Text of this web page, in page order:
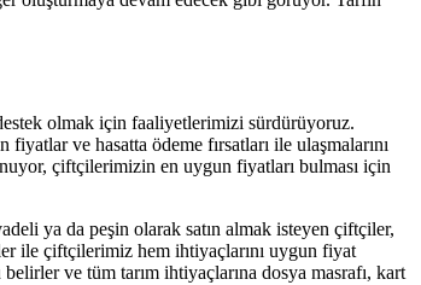
olmak için faaliyetlerimizi sürdürüyoruz.
ve hasatta ödeme fırsatları ile ulaşmalarını
çiftçilerimizin en uygun fiyatları bulması için
ya da peşin olarak satın almak isteyen çiftçiler,
ile çiftçilerimiz hem ihtiyaçlarını uygun fiyat
ve tüm tarım ihtiyaçlarına dosya masrafı, kart